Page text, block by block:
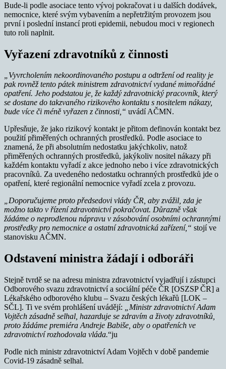
Bude-li podle asociace tento vývoj pokračovat i u dalších dodávek,
nemocnice, které svým vybavením a nepřetržitým provozem jsou
první i poslední instancí proti epidemii, nebudou moci v regionech
tuto roli naplnit.
Vyřazení zdravotníků z činnosti
„Vyvrcholením nekoordinovaného postupu a odtržení od reality je
pak rovněž tento pátek ministrem zdravotnictví vydané mimořádné
opatření. Jeho podstatou je, že každý zdravotnický pracovník, který
se dostane do takzvaného rizikového kontaktu s nositelem nákazy,
bude více či méně vyřazen z činnosti,“ uvádí AČMN.
Upřesňuje, že jako rizikový kontakt je přitom definován kontakt bez
použití přiměřených ochranných prostředků. Podle asociace to
znamená, že při absolutním nedostatku jakýchkoliv, natož
přiměřených ochranných prostředků, jakýkoliv nositel nákazy při
každém kontaktu vyřadí z akce jednoho nebo i více zdravotnických
pracovníků. Za uvedeného nedostatku ochranných prostředků jde o
opatření, které regionální nemocnice vyřadí zcela z provozu.
„Doporučujeme proto předsedovi vlády ČR, aby zvážil, zda je
možno takto v řízení zdravotnictví pokračovat. Důrazně však
žádáme o neprodlenou nápravu v zásobování osobními ochrannými
prostředky pro nemocnice a ostatní zdravotnická zařízení,“ stojí ve
stanovisku AČMN.
Odstavení ministra žádají i odboráři
Stejně tvrdě se na adresu ministra zdravotnictví vyjadřují i zástupci
Odborového svazu zdravotnictví a sociální péče ČR [OSZSP ČR] a
Lékařského odborového klubu – Svazu českých lékařů [LOK –
SČL]. Ti ve svém prohlášení uvádějí:
„Ministr zdravotnictví Adam
Vojtěch zásadně selhal, hazarduje se zdravím a životy zdravotníků,
proto žádáme premiéra Andreje Babiše, aby o opatřeních ve
zdravotnictví rozhodovala vláda.“ju
Podle nich ministr zdravotnictví Adam Vojtěch v době pandemie
Covid-19 zásadně selhal.